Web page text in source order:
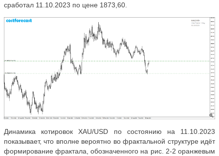
сработал 11.10.2023 по цене 1873,60.
Динамика котировок XAU/USD по состоянию на 11.10.2023
показывает, что вполне вероятно во фрактальной структуре идёт
формирование фрактала, обозначенного на рис. 2-2 оранжевым